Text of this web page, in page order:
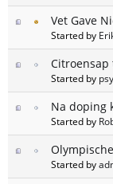
Vet Gave
Started by
Started by
Na doping
Started by
Started by